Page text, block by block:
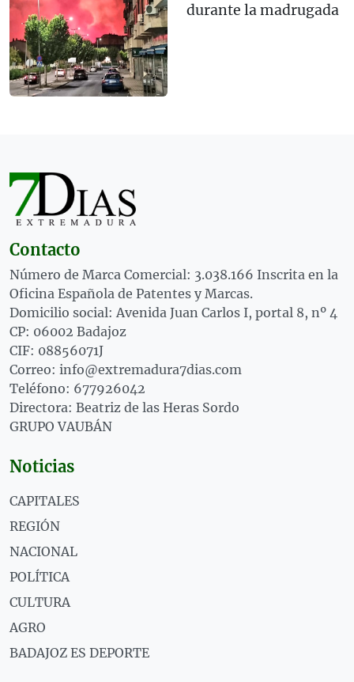
durante la madrugada
Contacto
Número de Marca Comercial: 3.038.166 Inscrita en la
Oficina Española de Patentes y Marcas.
Domicilio social: Avenida Juan Carlos I, portal 8, nº 4
CP: 06002 Badajoz
CIF: 08856071J
Correo: info@extremadura7dias.com
Teléfono: 677926042
Directora: Beatriz de las Heras Sordo
GRUPO VAUBÁN
Noticias
CAPITALES
REGIÓN
NACIONAL
POLÍTICA
CULTURA
AGRO
BADAJOZ ES DEPORTE